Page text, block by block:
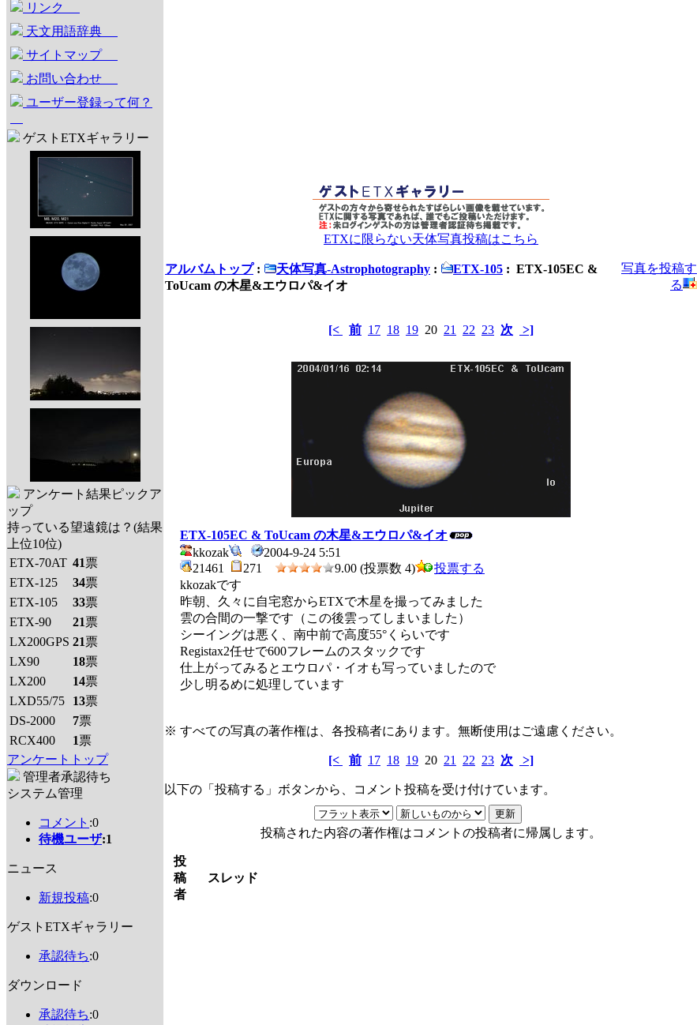
リンク
天文用語辞典
サイトマップ
お問い合わせ
ユーザー登録って何？
ゲストETXギャラリー
アンケート結果ピックア
ップ
持っている望遠鏡は？(結果
上位10位)
ETX-70AT 41票
ETX-125
34票
ETX-105
33票
ETX-90
21票
LX200GPS 21票
LX90
18票
LX200
14票
LXD55/75
13票
DS-2000
7票
RCX400
1票
アンケートトップ
管理者承認待ち
システム管理
コメント :0
待機ユーザ:1
ニュース
新規投稿:0
ゲストETXギャラリー
承認待ち:0
ダウンロード
承認待ち:0
ETXに限らない天体写真投稿はこちら
アルバムトップ: 天体写真-Astrophotography : ETX-105 : ETX-105EC &
ToUcam の木星&エウロパ&イオ
写真を投稿す
る
[< 前 17 18 19 20 21 22 23 次 >]
ETX-105EC & ToUcam の木星&エウロパ&イオ
kkozak
2004-9-24 5:51
21461
271 9.00 (投票数 4)
投票する
kkozakです
昨朝、久々に自宅窓からETXで木星を撮ってみました
雲の合間の一撃です（この後雲ってしまいました）
シーイングは悪く、南中前で高度55°くらいです
Registax2任せで600フレームのスタックです
仕上がってみるとエウロパ・イオも写っていましたので
少し明るめに処理しています
※ すべての写真の著作権は、各投稿者にあります。無断使用はご遠慮ください。
[< 前 17 18 19 20 21 22 23 次 >]
以下の「投稿する」ボタンから、コメント投稿を受け付けています。
投稿された内容の著作権はコメントの投稿者に帰属します。
投
稿
者
スレッド